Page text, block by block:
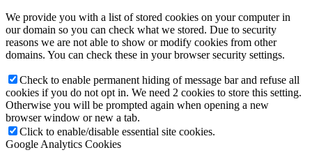
We provide you with a list of stored cookies on your computer in
our domain so you can check what we stored. Due to security
reasons we are not able to show or modify cookies from other
domains. You can check these in your browser security settings.
Check to enable permanent hiding of message bar and refuse all
cookies if you do not opt in. We need 2 cookies to store this setting.
Otherwise you will be prompted again when opening a new
browser window or new a tab.
Click to enable/disable essential site cookies.
Google Analytics Cookies